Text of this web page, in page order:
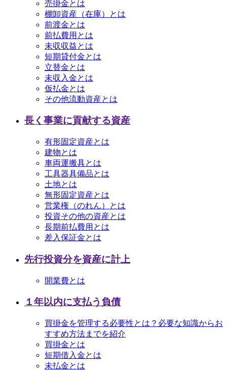
売掛金とは
棚卸資産（在庫）とは
前渡金とは
前払費用とは
未収収益とは
短期貸付金とは
立替金とは
未収入金とは
仮払金とは
その他流動資産とは
長く事業に貢献する資産
有形固定資産とは
建物とは
車両運搬具とは
工具器具備品とは
土地とは
無形固定資産とは
営業権（のれん）とは
投資その他の資産とは
長期前払費用とは
差入保証金とは
先行投資分を資産に計上
開業費とは
１年以内に支払う負債
買掛金を管理する必要性とは？必要な知識からお
すすめ方法までを紹介
買掛金とは
短期借入金とは
未払金とは